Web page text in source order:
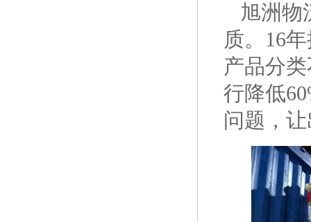
旭洲物
质。16
产品分
行降低
问题，